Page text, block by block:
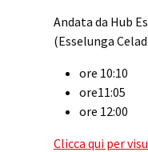
Andata da Hub
(Esselunga
ore 10:10
ore11:05
ore 12:00
Clicca qui per